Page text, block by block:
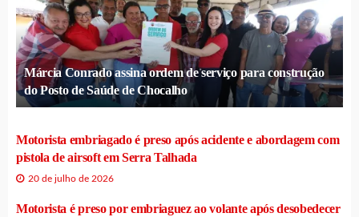
Márcia Conrado assina ordem de serviço para construção
do Posto de Saúde de Chocalho
Motorista embriagado é preso após acidente e abordagem com
pistola de airsoft em Serra Talhada
20 de julho de 2026
Motorista é preso por embriaguez ao volante após desobedecer